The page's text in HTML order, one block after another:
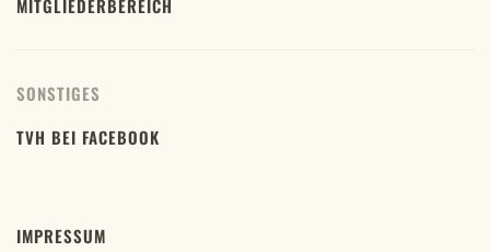
MITGLIEDERBEREICH
SONSTIGES
TVH BEI FACEBOOK
IMPRESSUM